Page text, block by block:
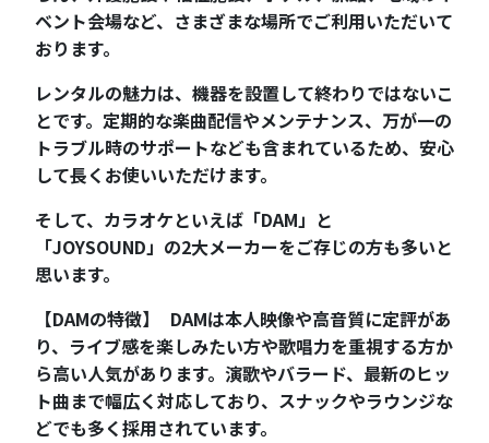
ベント会場など、さまざまな場所でご利用いただいて
おります。
レンタルの魅力は、機器を設置して終わりではないこ
とです。定期的な楽曲配信やメンテナンス、万が一の
トラブル時のサポートなども含まれているため、安心
して長くお使いいただけます。
そして、カラオケといえば「DAM」と
「JOYSOUND」の2大メーカーをご存じの方も多いと
思います。
【DAMの特徴】 DAMは本人映像や高音質に定評があ
り、ライブ感を楽しみたい方や歌唱力を重視する方か
ら高い人気があります。演歌やバラード、最新のヒッ
ト曲まで幅広く対応しており、スナックやラウンジな
どでも多く採用されています。